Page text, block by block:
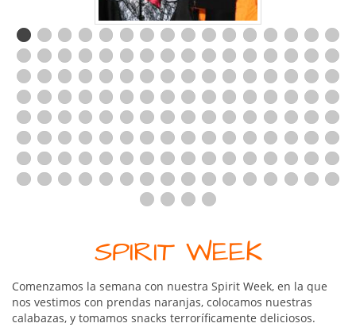
SPIRIT WEEK
Comenzamos la semana con nuestra Spirit Week, en la que
nos vestimos con prendas naranjas, colocamos nuestras
calabazas, y tomamos snacks terroríficamente deliciosos.